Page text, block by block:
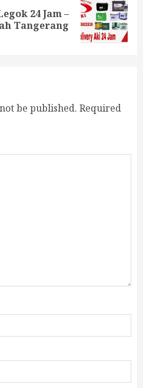
24 Jam –
Tangerang
be published. Required